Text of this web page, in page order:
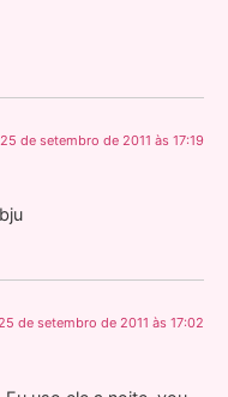
25 de setembro de 2011 às 17:19
de setembro de 2011 às 17:02